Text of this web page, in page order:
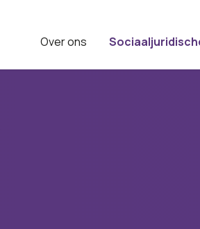
Over ons